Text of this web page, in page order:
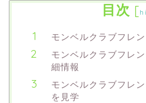
目次 [
モンベルクラブフレ
モンベルクラブフレ
細情報
モンベルクラブフレ
を見学